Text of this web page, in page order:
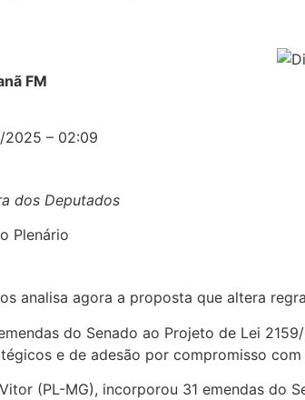
FM
– 02:09
dos Deputados
Plenário
analisa agora a proposta que altera
do Senado ao Projeto de Lei
e de adesão por compromisso
(PL-MG), incorporou 31 emendas do